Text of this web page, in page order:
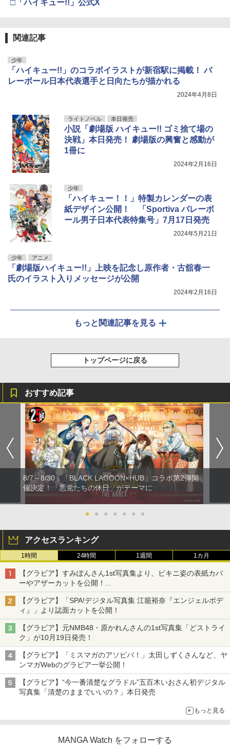
□「ハイキュー!!」公式X
関連記事
少年
「ハイキュー!!」のコラボイラストが新宿駅に掲載！ バ
レーボール日本代表選手と日向たちが描かれる
2024年4月8日
ライトノベル 本日発売
小説「劇場版 ハイキュー!! ゴミ捨て場の
決戦」本日発売！ 劇場版の興奮と感動が
1冊に
2024年2月16日
少年
「ハイキュー！！」特製カレンダーの表
紙デザイン公開！ 「Sportiva バレーボ
ール男子日本代表特集号」7月17日発売
2024年5月21日
少年 アニメ
「劇場版ハイキュー!!」上映を記念し原作者・古舘春一
氏のイラスト入りメッセージが公開
2024年2月16日
もっと関連記事を見る
トップページに戻る
おすすめ記事
8/7～8/30：「BLACK LAGOON×HUB」コラボ第2弾開
催決定！「悪党たちの休日」がテーマに
● ● ● ● ● ● ●
アクセスランキング
1時間 24時間 1週間 1カ月
【グラビア】すみぽんさん1st写真集より、ビキニ姿の表紙カバ
ーやアザーカットを公開！
タイトルは「offcourt（オフコート）」に決定
【グラビア】「SPA!デジタル写真集 江籠裕奈『エンジェルボデ
ィ』」より誌面カットを公開！
【グラビア】元NMB48・原かれんさんの1st写真集「どストライ
ク」が10月19日発売！
【グラビア】「ミスマガのアソビバ！」太田しずくさんなど、ヤ
ンマガWebのグラビア一挙公開！
【グラビア】“今一番清楚なグラドル”五百木いおさん初デジタル
写真集「清楚のままでいいの？」本日発売
もっと見る
MANGA Watch をフォローする